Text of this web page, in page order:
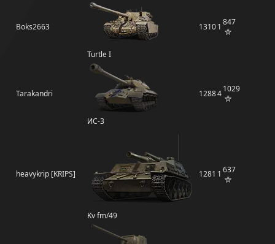
Boks2663
Turtle I
13101 847
Tarakandri
ИС-3
128841029
heavykrip [KRIPS]
Kv fm/49
1281 1 637